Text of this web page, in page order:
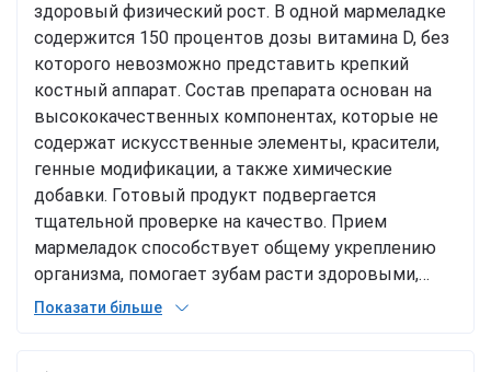
здоровый физический рост. В одной мармеладке
содержится 150 процентов дозы витамина D, без
которого невозможно представить крепкий
костный аппарат. Состав препарата основан на
высококачественных компонентах, которые не
содержат искусственные элементы, красители,
генные модификации, а также химические
добавки. Готовый продукт подвергается
тщательной проверке на качество. Прием
мармеладок способствует общему укреплению
организма, помогает зубам расти здоровыми,
костный аппарат будет крепким, а также
Показати більше